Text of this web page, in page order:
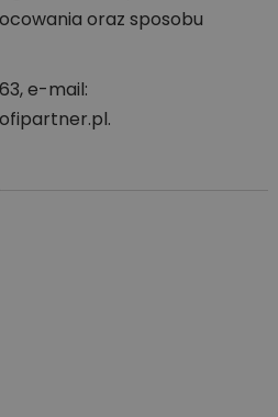
oraz sposobu
e-mail: